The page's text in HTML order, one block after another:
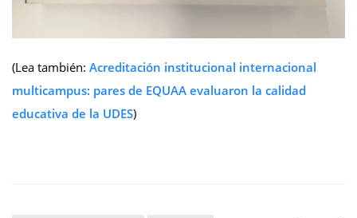
(Lea también: Acreditación institucional internacional
multicampus: pares de EQUAA evaluaron la calidad
educativa de la UDES)